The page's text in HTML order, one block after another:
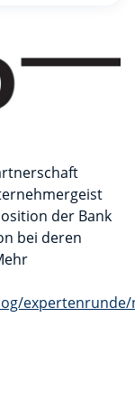
der Bank
bei deren
expertenrunde/